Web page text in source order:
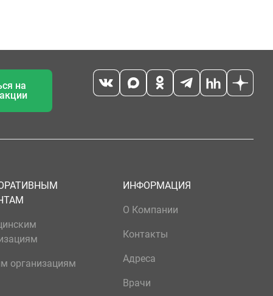
на
организациям
ИНФОРМАЦИЯ
О Компании
Контакты
Адреса
Врачи